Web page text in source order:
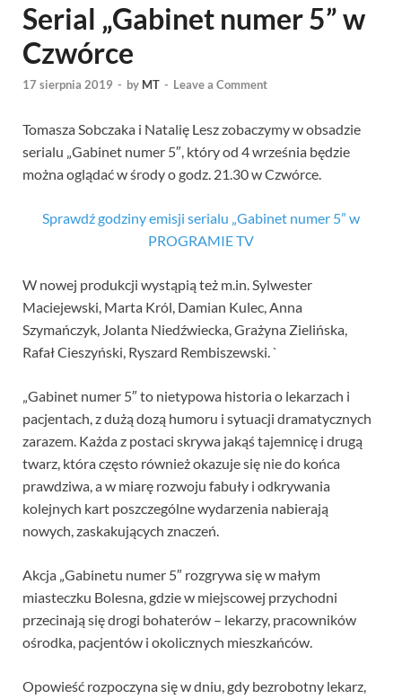
Serial „Gabinet numer 5” w
Czwórce
17 sierpnia 2019 - by MT - Leave a Comment
Tomasza Sobczaka i Natalię Lesz zobaczymy w obsadzie
serialu „Gabinet numer 5″, który od 4 września będzie
można oglądać w środy o godz. 21.30 w Czwórce.
Sprawdź godziny emisji serialu „Gabinet numer 5” w
PROGRAMIE TV
W nowej produkcji wystąpią też m.in. Sylwester
Maciejewski, Marta Król, Damian Kulec, Anna
Szymańczyk, Jolanta Niedźwiecka, Grażyna Zielińska,
Rafał Cieszyński, Ryszard Rembiszewski. `
„Gabinet numer 5″ to nietypowa historia o lekarzach i
pacjentach, z dużą dozą humoru i sytuacji dramatycznych
zarazem. Każda z postaci skrywa jakąś tajemnicę i drugą
twarz, która często również okazuje się nie do końca
prawdziwa, a w miarę rozwoju fabuły i odkrywania
kolejnych kart poszczególne wydarzenia nabierają
nowych, zaskakujących znaczeń.
Akcja „Gabinetu numer 5″ rozgrywa się w małym
miasteczku Bolesna, gdzie w miejscowej przychodni
przecinają się drogi bohaterów – lekarzy, pracowników
ośrodka, pacjentów i okolicznych mieszkańców.
Opowieść rozpoczyna się w dniu, gdy bezrobotny lekarz,